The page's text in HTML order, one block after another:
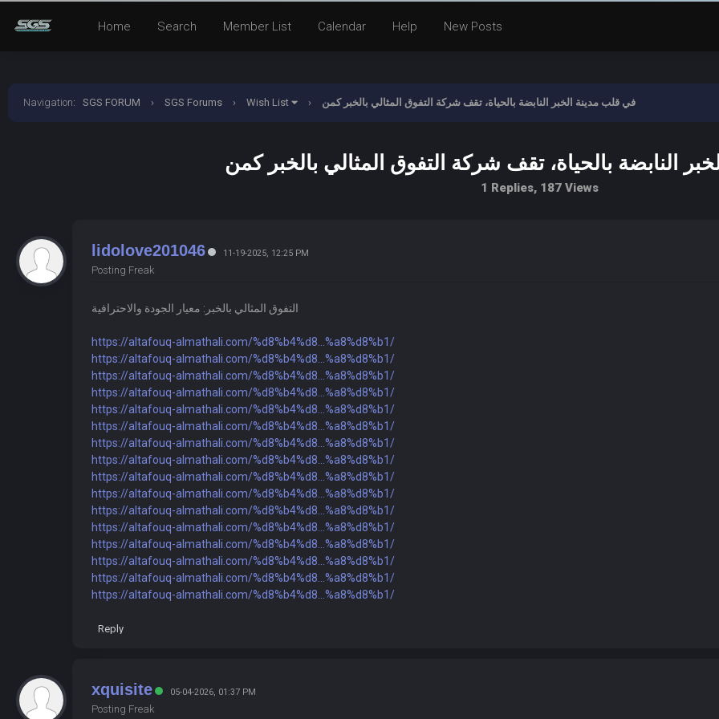
Home Search Member List Calendar Help New Posts
Navigation: SGS FORUM › SGS Forums › Wish List › في قلب مدينة الخبر النابضة بالحياة، تقف شركة التفوق المثالي بالخبر كمن
النابضة بالحياة، تقف شركة التفوق المثالي بالخبر كمن
1 Replies, 187 Views
lidolove201046 11-19-2025, 12:25 PM
Posting Freak
التفوق المثالي بالخبر: معيار الجودة والاحترافية
https://altafouq-almathali.com/%d8%b4%d8...%a8%d8%b1/
https://altafouq-almathali.com/%d8%b4%d8...%a8%d8%b1/
https://altafouq-almathali.com/%d8%b4%d8...%a8%d8%b1/
https://altafouq-almathali.com/%d8%b4%d8...%a8%d8%b1/
https://altafouq-almathali.com/%d8%b4%d8...%a8%d8%b1/
https://altafouq-almathali.com/%d8%b4%d8...%a8%d8%b1/
https://altafouq-almathali.com/%d8%b4%d8...%a8%d8%b1/
https://altafouq-almathali.com/%d8%b4%d8...%a8%d8%b1/
https://altafouq-almathali.com/%d8%b4%d8...%a8%d8%b1/
https://altafouq-almathali.com/%d8%b4%d8...%a8%d8%b1/
https://altafouq-almathali.com/%d8%b4%d8...%a8%d8%b1/
https://altafouq-almathali.com/%d8%b4%d8...%a8%d8%b1/
https://altafouq-almathali.com/%d8%b4%d8...%a8%d8%b1/
https://altafouq-almathali.com/%d8%b4%d8...%a8%d8%b1/
https://altafouq-almathali.com/%d8%b4%d8...%a8%d8%b1/
https://altafouq-almathali.com/%d8%b4%d8...%a8%d8%b1/
Reply
xquisite 05-04-2026, 01:37 PM
Posting Freak